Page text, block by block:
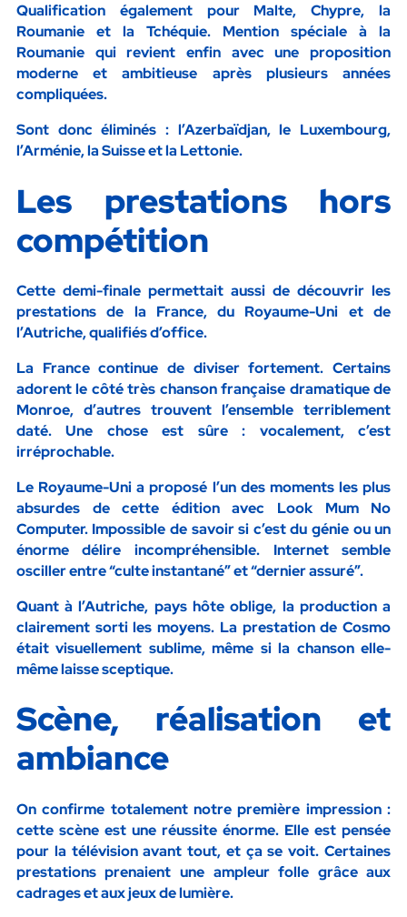
Qualification également pour Malte,Chypre, la
Roumanieet la Tchéquie. Mention spéciale à la
Roumanie qui revient enfin avec une proposition
moderne et ambitieuse après plusieurs années
compliquées.
Sont donc éliminés : l’Azerbaïdjan, le Luxembourg,
l’Arménie, la Suisse et la Lettonie.
Les prestations hors
compétition
Cette demi-finale permettait aussi de découvrir les
prestations de la France, du Royaume-Uni et de
l’Autriche, qualifiés d’office.
La France continue de diviser fortement. Certains
adorent le côté très chanson française dramatique de
Monroe, d’autres trouvent l’ensemble terriblement
daté. Une chose est sûre : vocalement, c’est
irréprochable.
Le Royaume-Uni a proposé l’un des moments les plus
absurdes de cette édition avec Look Mum No
Computer. Impossible de savoir si c’est du génie ou un
énorme délire incompréhensible. Internet semble
osciller entre “culte instantané” et “dernier assuré”.
Quant à l’Autriche, pays hôte oblige, la production a
clairement sorti les moyens. La prestation deCosmo
était visuellement sublime, même si la chanson elle-
même laisse sceptique.
Scène, réalisation et
ambiance
On confirme totalement notre première impression :
cette scène est une réussite énorme. Elle est pensée
pour la télévision avant tout, et ça se voit. Certaines
prestations prenaient une ampleur folle grâce aux
cadrages et aux jeux de lumière.